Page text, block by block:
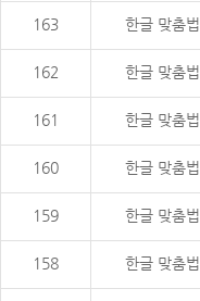
163 한글 맞춤법
162 한글 맞춤법
161 한글 맞춤법
160 한글 맞춤법
159 한글 맞춤법
158 한글 맞춤법